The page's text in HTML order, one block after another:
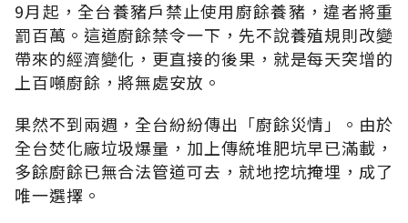
9月起，全台養豬戶禁止使用廚餘養豬，違者將重
罰百萬。這道廚餘禁令一下，先不說養殖規則改變
帶來的經濟變化，更直接的後果，就是每天突增的
上百噸廚餘，將無處安放。
果然不到兩週，全台紛紛傳出「廚餘災情」。由於
全台焚化廠垃圾爆量，加上傳統堆肥坑早已滿載，
多餘廚餘已無合法管道可去，就地挖坑掩埋，成了
唯一選擇。